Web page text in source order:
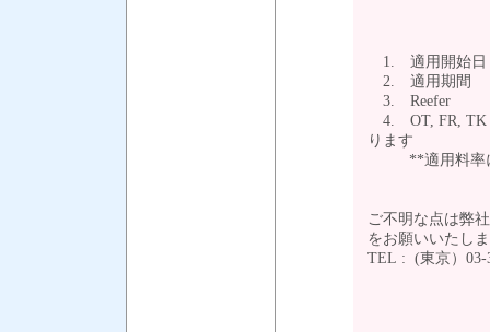
1. 適用開始日
2. 適用期間
3. Reefer ：
4. OT, FR, TK
ります
**適用料率に
ご不明な点は弊
をお願いいたし
TEL : (東京）03-